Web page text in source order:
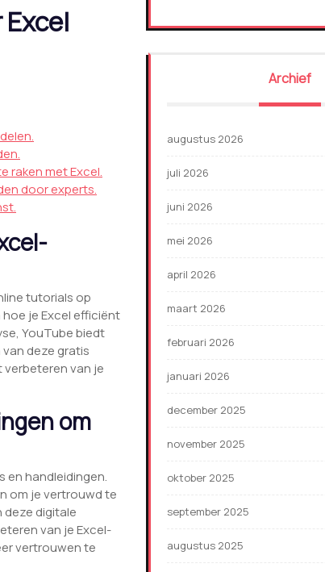
raken met Excel.
door experts.
tutorials op
je Excel efficiënt
YouTube biedt
deze gratis
verbeteren van je
om
en handleidingen.
om je vertrouwd te
deze digitale
van je Excel-
vertrouwen te
Archief
augustus 2026
juli 2026
juni 2026
mei 2026
april 2026
maart 2026
februari 2026
januari 2026
december 2025
november 2025
oktober 2025
september 2025
augustus 2025